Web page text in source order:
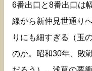
6番出口と8番出口は
線から新仲見世通り
りにも細すぎる（玉
のか。昭和30年、敗